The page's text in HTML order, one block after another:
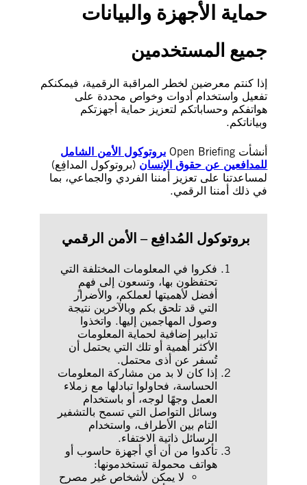
حماية الأجهزة والبيانات
جميع المستخدمين
إذا كنتم معرضين لخطر المراقبة الرقمية، فيمكنكم
تفعيل واستخدام أدوات وخواص محددة على
هواتفكم وحساباتكم لتعزيز حماية أجهزتكم
وبياناتكم.
أنشأت Open Briefing
بروتوكول الأمن الشامل
للمدافعين عن حقوق الإنسان (بروتوكول المدافِع)
لمساعدتنا على تعزيز أمننا الفردي والجماعي، بما
في ذلك أمننا الرقمي.
بروتوكول المُدافِع – الأمن الرقمي
فكروا في المعلومات المختلفة التي
تحتفظون بها، وتسعون إلى فهمٍ
أفضل لأهميتها لعملكم، والأضرار
التي قد تلحق بكم وبالآخرين نتيجة
وصول المهاجمين إليها. واتخذوا
تدابير إضافية لحماية المعلومات
الأكثر أهمية أو تلك التي يحتمل أن
تُسفر عن أذى محتمل.
إذا كان لا بد من مشاركة المعلومات
الحساسة، فحاولوا تبادلها مع زملاء
العمل وجهًا لوجه، أو باستخدام
وسائل التواصل التي تسمح بالتشفير
التام بين الأطراف، واستخدام
الرسائل ذاتية الاختفاء.
تأكدوا من أن أي أجهزة حاسوب أو
هواتف محمولة تستخدمونها:
لا يمكن لأشخاص غير مصرح